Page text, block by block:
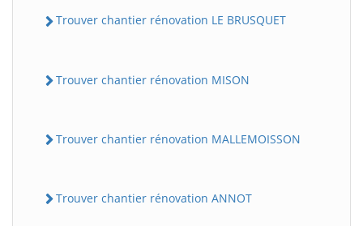
Trouver chantier rénovation LE BRUSQUET
Trouver chantier rénovation MISON
Trouver chantier rénovation MALLEMOISSON
Trouver chantier rénovation ANNOT